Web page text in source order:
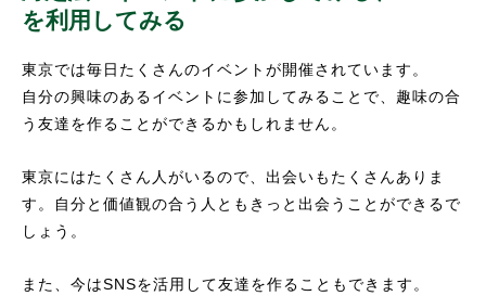
を利用してみる
東京では毎日たくさんのイベントが開催されています。
自分の興味のあるイベントに参加してみることで、趣味の合
う友達を作ることができるかもしれません。
東京にはたくさん人がいるので、出会いもたくさんありま
す。自分と価値観の合う人ともきっと出会うことができるで
しょう。
また、今はSNSを活用して友達を作ることもできます。